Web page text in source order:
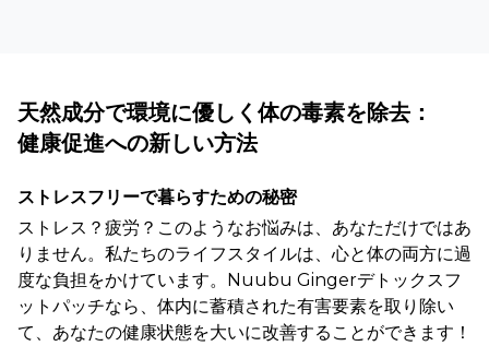
天然成分で環境に優しく体の毒素を除去：
健康促進への新しい方法
ストレスフリーで暮らすための秘密
ストレス？疲労？このようなお悩みは、あなただけではあ
りません。私たちのライフスタイルは、心と体の両方に過
度な負担をかけています。Nuubu Gingerデトックスフ
ットパッチなら、体内に蓄積された有害要素を取り除い
て、あなたの健康状態を大いに改善することができます！